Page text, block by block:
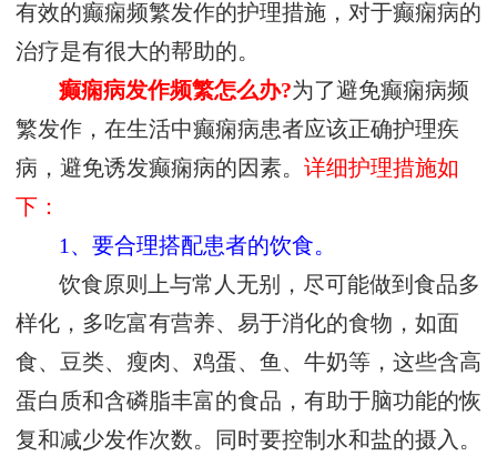
有效的癫痫频繁发作的护理措施，对于癫痫病的
治疗是有很大的帮助的。
癫痫病发作频繁怎么办?为了避免癫痫病频
繁发作，在生活中癫痫病患者应该正确护理疾
病，避免诱发癫痫病的因素。 详细护理措施如
下：
1、要合理搭配患者的饮食。
饮食原则上与常人无别，尽可能做到食品多
样化，多吃富有营养、易于消化的食物，如面
食、豆类、瘦肉、鸡蛋、鱼、牛奶等，这些含高
蛋白质和含磷脂丰富的食品，有助于脑功能的恢
复和减少发作次数。同时要控制水和盐的摄入。